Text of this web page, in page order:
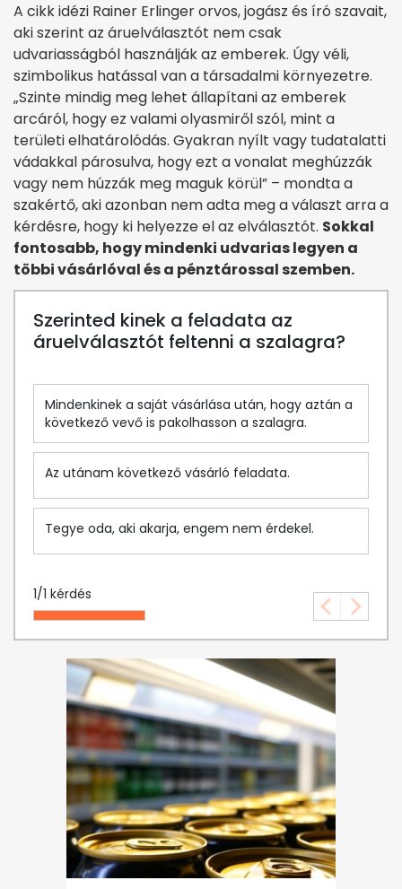
A cikk idézi Rainer Erlinger orvos, jogász és író szavait,
aki szerint az áruelválasztót nem csak
udvariasságból használják az emberek. Úgy véli,
szimbolikus hatással van a társadalmi környezetre.
„Szinte mindig meg lehet állapítani az emberek
arcáról, hogy ez valami olyasmiről szól, mint a
területi elhatárolódás. Gyakran nyílt vagy tudatalatti
vádakkal párosulva, hogy ezt a vonalat meghúzzák
vagy nem húzzák meg maguk körül” – mondta a
szakértő, aki azonban nem adta meg a választ arra a
kérdésre, hogy ki helyezze el az elválasztót. Sokkal
fontosabb, hogy mindenki udvarias legyen a
többi vásárlóval és a pénztárossal szemben.
Szerinted kinek a feladata az
áruelválasztót feltenni a szalagra?
Mindenkinek a saját vásárlása után, hogy aztán a
következő vevő is pakolhasson a szalagra.
Az utánam következő vásárló feladata.
Tegye oda, aki akarja, engem nem érdekel.
1/1 kérdés